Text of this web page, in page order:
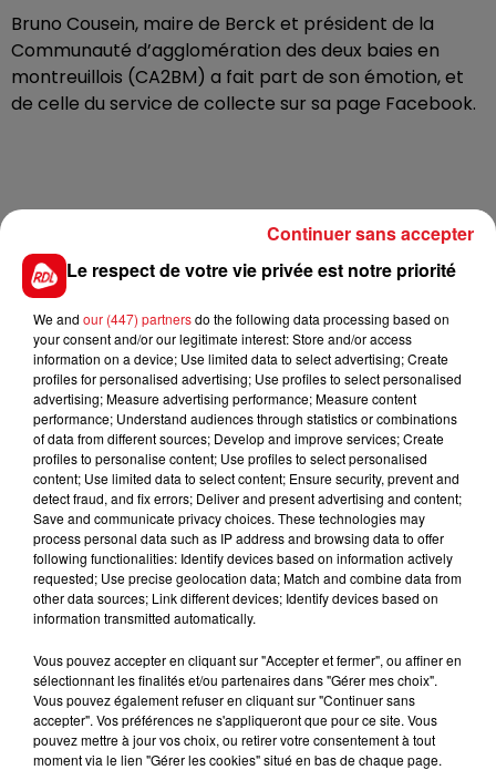
Bruno Cousein, maire de Berck et président de la
Communauté d’agglomération des deux baies en
montreuillois (CA2BM) a fait part de son émotion, et
de celle du service de collecte sur sa page Facebook.
Vendredi 17 juin,une fillette de deux ans et demi a, elle
aussi, perdu la vie après avoir été percutée par un
camion poubelle à Sainte-Catheine, près d’Arras.
FIL D'ACTUS
Le respect de votre vie privée est notre priorité
We and our (447) partnersdo the following data processing based on
your consent and/or our legitimate interest: Store and/or access
information on a device; Use limited data to select advertising; Create
profiles for personalised advertising; Use profiles to select personalised
advertising; Measure advertising performance; Measure content
performance; Understand audiences through statistics or combinations
of data from different sources; Develop and improve services; Create
profiles to personalise content; Use profiles to select personalised
content; Use limited data to select content; Ensure security, prevent and
detect fraud, and fix errors; Deliver and present advertising and content;
Save and communicate privacy choices. These technologies may
process personal data such as IP address and browsing data to offer
following functionalities: Identify devices based on information actively
requested; Use precise geolocation data; Match and combine data from
other data sources; Link different devices; Identify devices based on
information transmitted automatically.
Vous pouvez accepter en cliquant sur "Accepter et fermer", ou affiner en
sélectionnant les finalités et/ou partenaires dans "Gérer mes choix".
Vous pouvez également refuser en cliquant sur "Continuer sans
accepter". Vos préférences ne s'appliqueront que pour ce site. Vous
pouvez mettre à jour vos choix, ou retirer votre consentement à tout
moment via le lien "Gérer les cookies" situé en bas de chaque page.
Continuer sans accepter